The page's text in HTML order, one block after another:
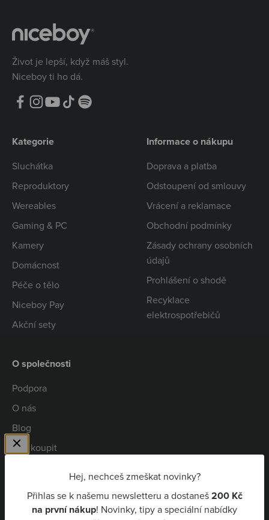
Hej, nechceš zmeškat novinky?
Přihlas se k našemu newsletteru a dostaneš200 Kč
na první nákup! Novinky, tipy a speciální nabídky
Život je lepší, když máš styl.
Niceboy ti ho dá.
Kategorie
Sluchátka
Reproduktory
Wereables
Gaming & PC
Kamery
Domácnost
Péče o tělo
Niceboy Pay
Akční sety
Informace o nákupu
Doprava a platba
Odstoupení od smlouvy
Vrácení a reklamace
Obchodní podmínky
Zásady ochrany osobních
údajů
Prohlášení o shodě
Recyklace
elektrospotřebičů
O společnosti
Podpora
O nás
Blog
Kde koupit
Niceboy Pay